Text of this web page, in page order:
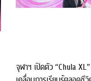
จุฬาฯ เปิดตัว “Chula